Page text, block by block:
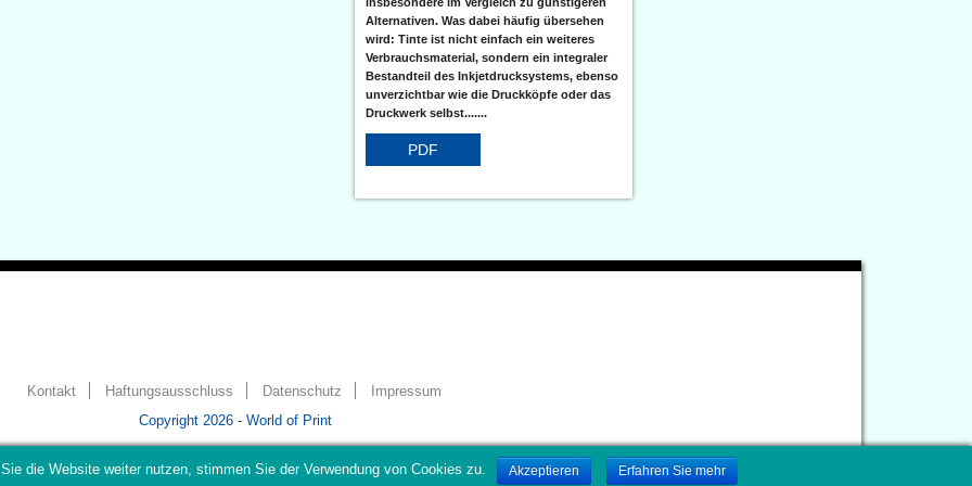
Alternativen. Was dabei häufig übersehen
wird: Tinte ist nicht einfach ein weiteres
Verbrauchsmaterial, sondern ein integraler
Bestandteil des Inkjetdrucksystems, ebenso
unverzichtbar wie die Druckköpfe oder das
Druckwerk selbst.......
PDF
Kontakt Haftungsausschluss Datenschutz
Impressum
Copyright 2026 - World of Print
die Website weiter nutzen, stimmen Sie der Verwendung von Cookies zu. Akzeptieren Erfahren Sie mehr